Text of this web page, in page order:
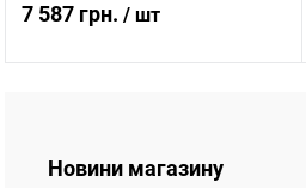
7 587 грн. / шт
Купити в 1 клік Порівняння
Новини магазину